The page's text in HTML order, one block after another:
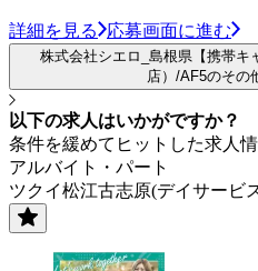
詳細を見る 応募画面に進む
株式会社シエロ_島根県【携帯キ
店）/AF5のその
以下の求人はいかがですか？
条件を緩めてヒットした求人
アルバイト・パート
ツクイ松江古志原(デイサービ